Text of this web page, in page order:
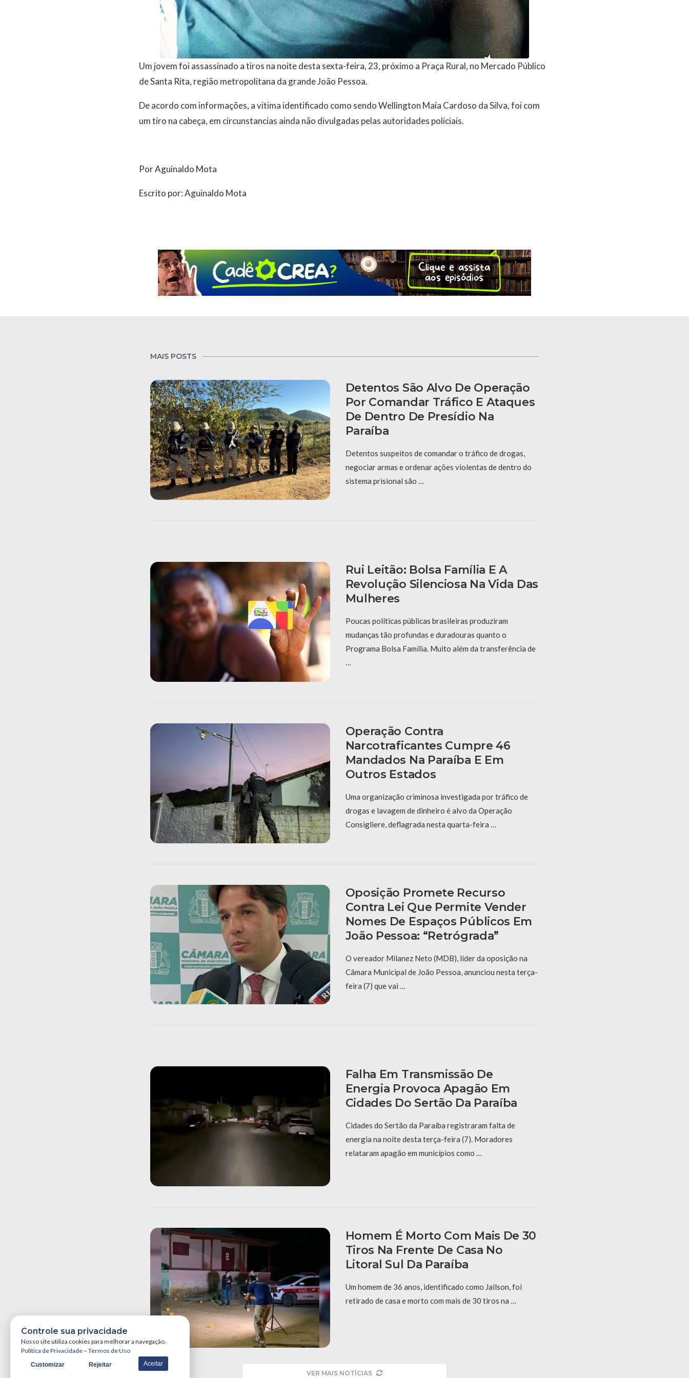
Um jovem foi assassinado a tiros na noite desta sexta-feira, 23, próximo a Praça Rural, no Mercado Público
de Santa Rita, região metropolitana da grande João Pessoa.
De acordo com informações, a vitima identificado como sendo Wellington Maia Cardoso da Silva, foi com
um tiro na cabeça, em circunstancias ainda não divulgadas pelas autoridades policiais.
Por Aguinaldo Mota
Escrito por: Aguinaldo Mota
MAIS POSTS
Detentos São Alvo De Operação
Por Comandar Tráfico E Ataques
De Dentro De Presídio Na
Paraíba
Detentos suspeitos de comandar o tráfico de drogas,
negociar armas e ordenar ações violentas de dentro do
sistema prisional são …
Rui Leitão: Bolsa Família E A
Revolução Silenciosa Na Vida Das
Mulheres
Poucas políticas públicas brasileiras produziram
mudanças tão profundas e duradouras quanto o
Programa Bolsa Família. Muito além da transferência de
…
Operação Contra
Narcotraficantes Cumpre 46
Mandados Na Paraíba E Em
Outros Estados
Uma organização criminosa investigada por tráfico de
drogas e lavagem de dinheiro é alvo da Operação
Consigliere, deflagrada nesta quarta-feira …
Oposição Promete Recurso
Contra Lei Que Permite Vender
Nomes De Espaços Públicos Em
João Pessoa: “Retrógrada”
O vereador Milanez Neto (MDB), líder da oposição na
Câmara Municipal de João Pessoa, anunciou nesta terça-
feira (7) que vai …
Falha Em Transmissão De
Energia Provoca Apagão Em
Cidades Do Sertão Da Paraíba
Cidades do Sertão da Paraíba registraram falta de
energia na noite desta terça-feira (7). Moradores
relataram apagão em municípios como …
Homem É Morto Com Mais De 30
Tiros Na Frente De Casa No
Litoral Sul Da Paraíba
Um homem de 36 anos, identificado como Jailson, foi
retirado de casa e morto com mais de 30 tiros na …
VER MAIS NOTÍCIAS
Controle sua privacidade
Nosso site utiliza cookies para melhorar a navegação.
Política de Privacidade – Termos de Uso
Customizar Rejeitar Aceitar